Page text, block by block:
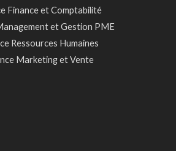
Finance et Comptabilité
et Gestion PME
Ressources Humaines
Marketing et Vente